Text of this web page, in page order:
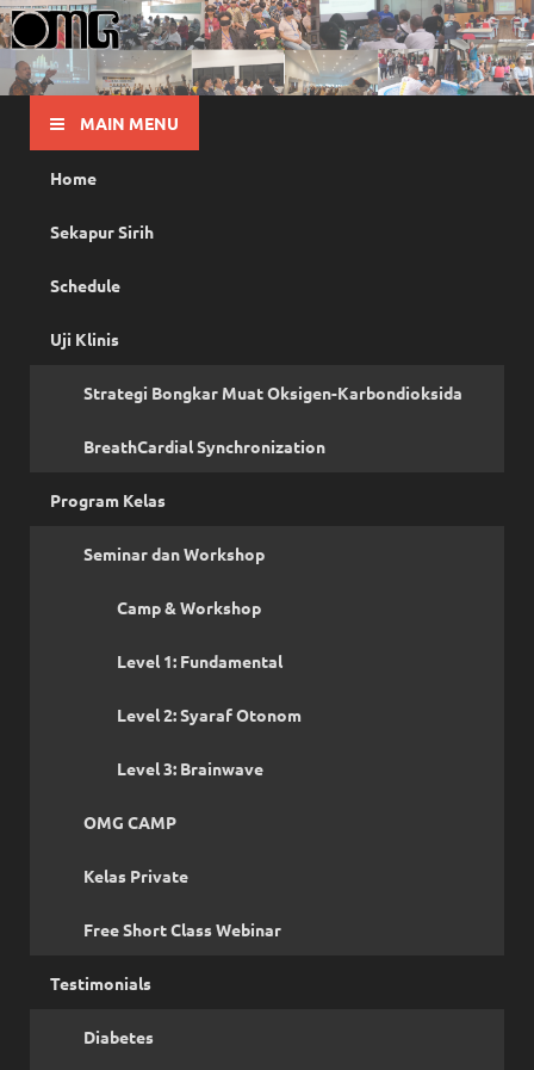
OMG
Pusat Pelatihan Olah Napas Modern
MAIN MENU
Home
Sekapur Sirih
Schedule
Uji Klinis
Strategi Bongkar Muat Oksigen-Karbondioksida
BreathCardial Synchronization
Program Kelas
Seminar dan Workshop
Camp & Workshop
Level 1: Fundamental
Level 2: Syaraf Otonom
Level 3: Brainwave
OMG CAMP
Kelas Private
Free Short Class Webinar
Testimonials
Diabetes